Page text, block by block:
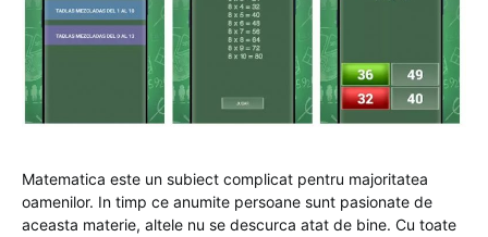
Matematica este un subiect complicat pentru majoritatea
oamenilor. In timp ce anumite persoane sunt pasionate de
aceasta materie, altele nu se descurca atat de bine. Cu toate